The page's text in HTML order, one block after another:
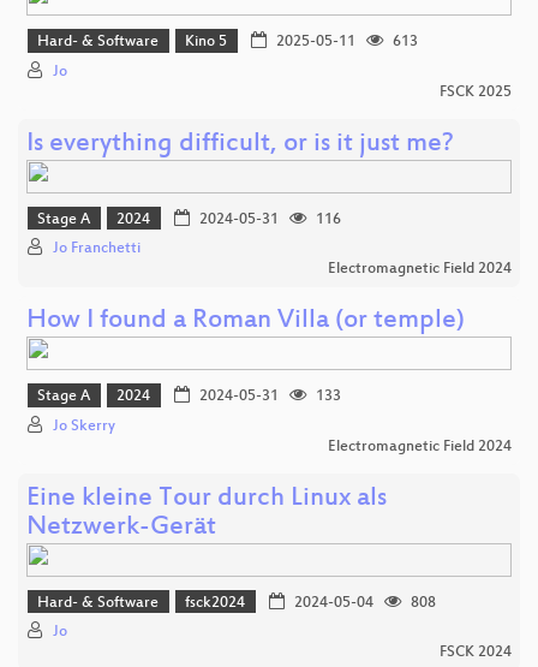
Hard- & Software Kino 5 2025-05-11
613
Jo
FSCK 2025
Is everything difficult, or is it just me?
Stage A 2024 2024-05-31
116
Jo Franchetti
Electromagnetic Field 2024
How I found a Roman Villa (or temple)
Stage A 2024 2024-05-31
133
Jo Skerry
Electromagnetic Field 2024
Eine kleine Tour durch Linux als
Netzwerk-Gerät
Hard- & Software fsck2024 2024-05-04
808
Jo
FSCK 2024